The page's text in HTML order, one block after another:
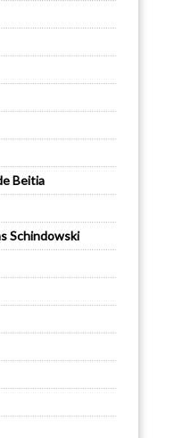
Beitia
Schindowski